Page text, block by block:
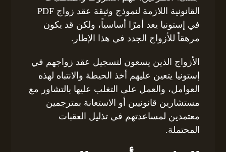
القانونية اللازمة لنموذج وثيقة عقد زواج PDF
في إستونيا يعد أمرًا أساسياً، ولكن قد يكون
مرهقاً للأزواج الجدد في هذا الإطار.
الأزواج الذين يسعون لتسجيل عقد زواجهم في
إستونيا يتعين عليهم أخذ الحيطة والانتباه لهذه
العوامل، والعمل على التغلب عليها بالتشاور مع
مستشارين قانونيين أو الاستعانة بمترجمين
معتمدين لمساعدتهم في تذليل العقبات
المحتملة.